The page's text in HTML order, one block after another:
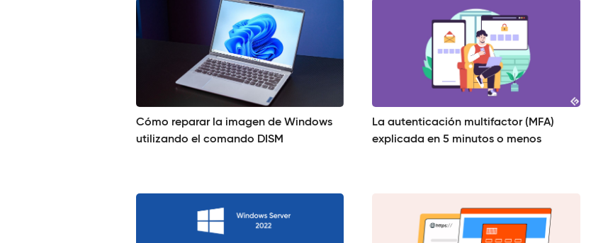
Cómo reparar la imagen de Windows
utilizando el comando DISM
La autenticación multifactor (MFA)
explicada en 5 minutos o menos